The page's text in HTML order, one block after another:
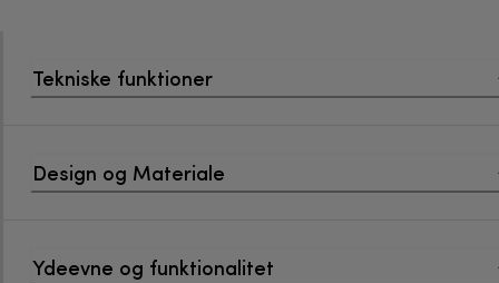
Tekniske funktioner
Design og Materiale
Ydeevne og funktionalitet